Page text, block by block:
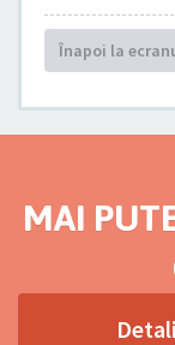
Înapoi la
MAI